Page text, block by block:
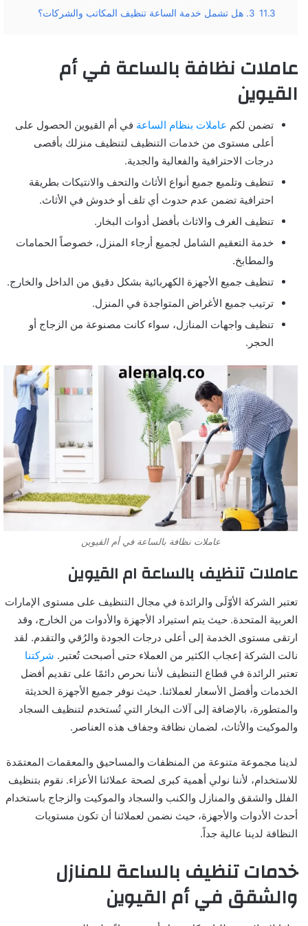
11.3 3. هل تشمل خدمة الساعة تنظيف المكاتب والشركات؟
عاملات نظافة بالساعة في أم
القيوين
تضمن لكم عاملات بنظام الساعة في أم القيوين الحصول على
أعلى مستوى من خدمات التنظيف لتنظيف منزلك بأقصى
درجات الاحترافية والفعالية والجدية.
تنظيف وتلميع جميع أنواع الأثاث والتحف والانتيكات بطريقة
احترافية تضمن عدم حدوث أي تلف أو خدوش في الأثاث.
تنظيف الغرف والاثاث بأفضل أدوات البخار.
خدمة التعقيم الشامل لجميع أرجاء المنزل، خصوصاً الحمامات
والمطابخ.
تنظيف جميع الأجهزة الكهربائية بشكل دقيق من الداخل والخارج.
ترتيب جميع الأغراض المتواجدة في المنزل.
تنظيف واجهات المنازل، سواء كانت مصنوعة من الزجاج أو
الحجر.
عاملات نظافة بالساعة في أم القيوين
عاملات تنظيف بالساعة ام القيوين
تعتبر الشركة الأوّلَى والرائدة في مجال التنظيف على مستوى الإمارات
العربية المتحدة. حيث يتم استيراد الأجهزة والأدوات من الخارج، وقد
ارتقى مستوى الخدمة إلى أعلى درجات الجودة والرُقي والتقدم. لقد
نالت الشركة إعجاب الكثير من العملاء حتى أصبحت تُعتبر. شركتنا
تعتبر الرائدة في قطاع التنظيف لأننا نحرص دائمًا على تقديم أفضل
الخدمات وأفضل الأسعار لعملائنا. حيث نوفر جميع الأجهزة الحديثة
والمتطورة، بالإضافة إلى آلات البخار التي تُستخدم لتنظيف السجاد
والموكيت والأثاث، لضمان نظافة وجفاف هذه العناصر.
لدينا مجموعة متنوعة من المنظفات والمساحيق والمعقمات المعتمَدة
للاستخدام، لأننا نولي أهمية كبرى لصحة عملائنا الأعزاء. نقوم بتنظيف
الفلل والشقق والمنازل والكنب والسجاد والموكيت والزجاج باستخدام
أحدث الأدوات والأجهزة، حيث نضمن لعملائنا أن تكون مستويات
النظافة لدينا عالية جداً.
خدمات تنظيف بالساعة للمنازل
والشقق في أم القيوين